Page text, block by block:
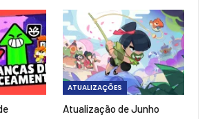
ATUALIZAÇÕES
Atualização de Junho